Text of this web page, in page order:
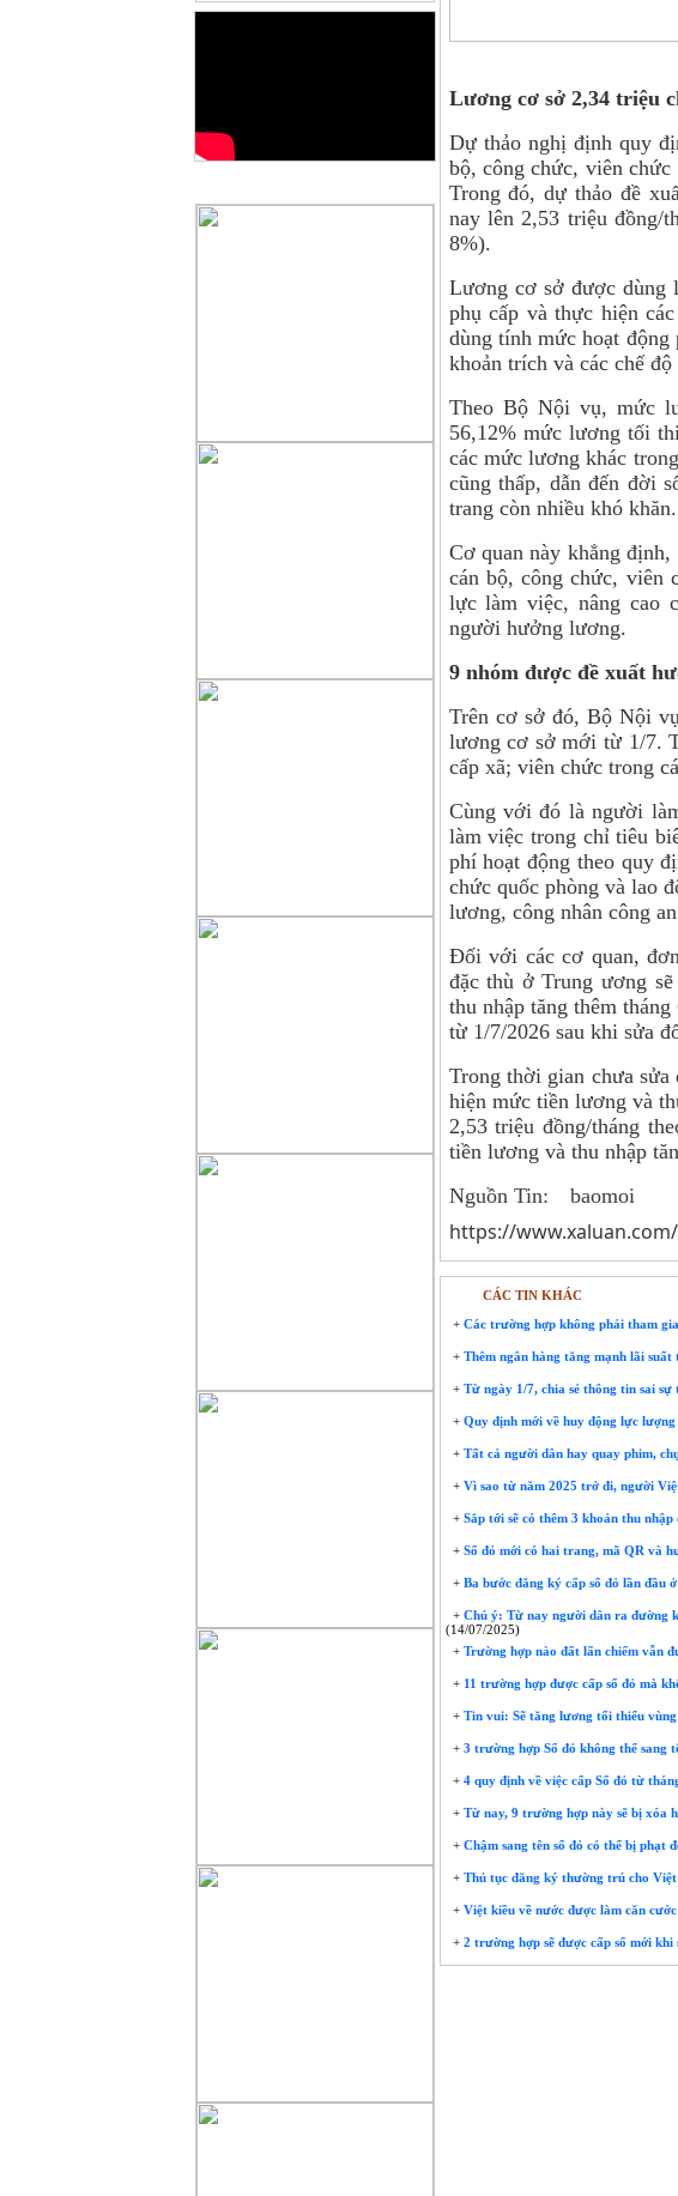
Lương cơ sở 2,34 triệu
Dự thảo nghị định quy
bộ, công chức, viên
Trong đó, dự thảo đề
nay lên 2,53 triệu đồng/
8%).
Lương cơ sở được dùng
phụ cấp và thực hiện
dùng tính mức hoạt
khoản trích và các chế
Theo Bộ Nội vụ, mức
56,12% mức lương tối
các mức lương khác
cũng thấp, dẫn đến đời
trang còn nhiều khó khăn.
Cơ quan này khẳng
cán bộ, công chức, viên
lực làm việc, nâng cao
người hưởng lương.
9 nhóm được đề xuất
Trên cơ sở đó, Bộ Nội
lương cơ sở mới từ 1/7.
cấp xã; viên chức trong
Cùng với đó là người
làm việc trong chỉ tiêu
phí hoạt động theo quy
chức quốc phòng và lao
lương, công nhân công
Đối với các cơ quan,
đặc thù ở Trung ương
thu nhập tăng thêm
từ 1/7/2026 sau khi sửa
Trong thời gian chưa
hiện mức tiền lương và
2,53 triệu đồng/tháng
tiền lương và thu nhập
Nguồn Tin:
baomoi
https://
CÁC TIN KHÁC
+Các trường hợp không phải tham
+Thêm ngân hàng tăng mạnh lãi
+Từ ngày 1/7, chia sẻ thông tin sai
+Quy định mới về huy động lực
+Tất cả người dân hay quay phim,
+Vì sao từ năm 2025 trở đi, người
+Sắp tới sẽ có thêm 3 khoản thu
+Sổ đỏ mới có hai trang, mã QR và
+Ba bước đăng ký cấp sổ đỏ lần đầu ở
+Chú ý: Từ nay người dân ra đường
(14/07/2025)
+Trường hợp nào đất lấn chiếm vẫn
+11 trường hợp được cấp sổ đỏ mà
+Tin vui: Sẽ tăng lương tối thiểu
+3 trường hợp Sổ đỏ không thể sang
+4 quy định về việc cấp Sổ đỏ từ
+Từ nay, 9 trường hợp này sẽ bị xóa
+Chậm sang tên sổ đỏ có thể bị phạt
+Thủ tục đăng ký thường trú cho Việt
+Việt kiều về nước được làm căn cước
+2 trường hợp sẽ được cấp sổ mới khi